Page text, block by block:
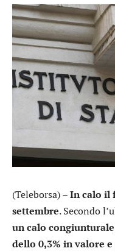
(Teleborsa) –In calo il
settembre. Secondo
un calo congiunturale
dello 0,3% in valore